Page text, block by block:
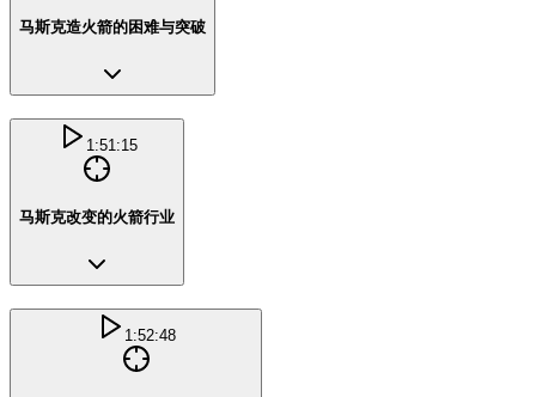
马斯克造火箭的困难与突破
1:51:15
马斯克改变的火箭行业
1:52:48